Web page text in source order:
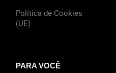
Política de Cookies
(UE)
PARA VOCÊ